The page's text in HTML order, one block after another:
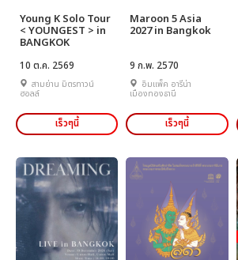
Young K Solo Tour
< YOUNGEST > in
BANGKOK
10 ต.ค. 2569
สามย่าน มิตรทาวน์
ฮอลล์
เร็วๆนี้
Maroon 5 Asia
2027 in Bangkok
9 ก.พ. 2570
อิมแพ็ค อารีน่า
เมืองทองธานี
เร็วๆนี้